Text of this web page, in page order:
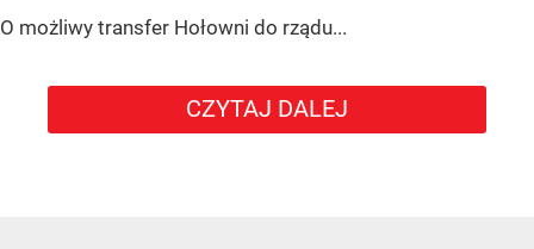
O możliwy transfer Hołowni do rządu...
CZYTAJ DALEJ